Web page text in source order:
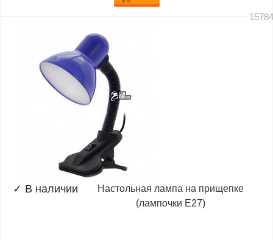
✓ В наличии
Настольная лампа на прищепке
(лампочки E27)